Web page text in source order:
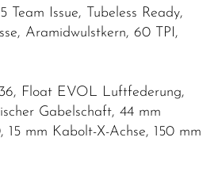
Team Issue, Tubeless Ready,
Aramidwulstkern, 60 TPI,
Float EVOL Luftfederung,
Gabelschaft, 44 mm
15 mm Kabolt-X-Achse, 150 mm